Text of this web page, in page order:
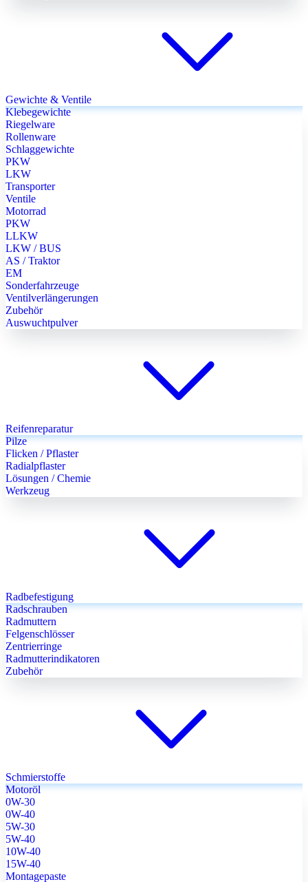
Gewichte & Ventile
Klebegewichte
Riegelware
Rollenware
Schlaggewichte
PKW
LKW
Transporter
Ventile
Motorrad
PKW
LLKW
LKW / BUS
AS / Traktor
EM
Sonderfahrzeuge
Ventilverlängerungen
Zubehör
Auswuchtpulver
Reifenreparatur
Pilze
Flicken / Pflaster
Radialpflaster
Lösungen / Chemie
Werkzeug
Radbefestigung
Radschrauben
Radmuttern
Felgenschlösser
Zentrierringe
Radmutterindikatoren
Zubehör
Schmierstoffe
Motoröl
0W-30
0W-40
5W-30
5W-40
10W-40
15W-40
Montagepaste